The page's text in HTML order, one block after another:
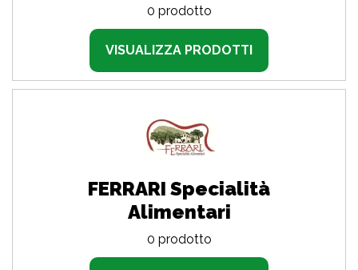
0 prodotto
VISUALIZZA PRODOTTI
FERRARI Specialità
Alimentari
0 prodotto